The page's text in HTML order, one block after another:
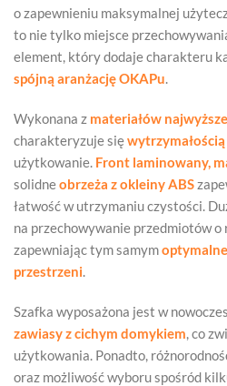
o zapewnieniu maksymalnej
to nie tylko miejsce
element, który dodaje charakteru
spójną aranżację OKAPu.
Wykonana z materiałów
charakteryzuje się
użytkowanie. Front laminowany,
solidneobrzeża z okleiny ABS
łatwość w utrzymaniu czystości.
na przechowywanie przedmiotów o
zapewniając tym samym
przestrzeni.
Szafka wyposażona jest w
zawiasy z cichym domykiem, co
użytkowania. Ponadto,
oraz możliwość wyboru spośród